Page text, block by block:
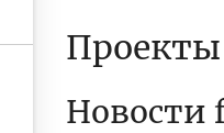
Проекты
Новости